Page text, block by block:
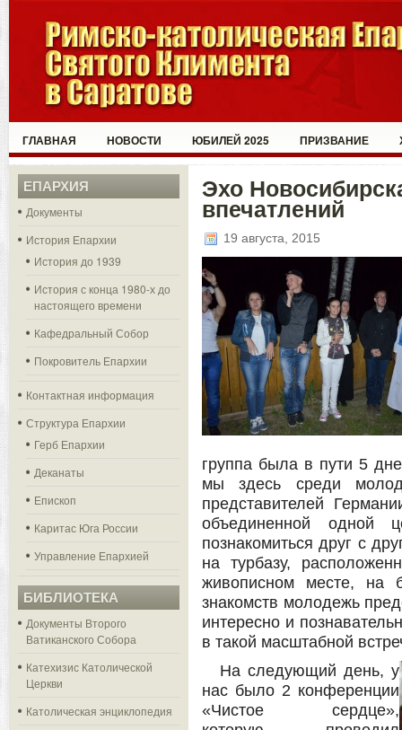
ГЛАВНАЯ НОВОСТИ ЮБИЛЕЙ 2025 ПРИЗВАНИЕ
ЕПАРХИЯ
Документы
История Епархии
История до 1939
История с конца 1980-х до
настоящего времени
Кафедральный Собор
Покровитель Епархии
Контактная информация
Структура Епархии
Герб Епархии
Деканаты
Епископ
Каритас Юга России
Управление Епархией
БИБЛИОТЕКА
Документы Второго
Ватиканского Собора
Катехизис Католической
Церкви
Католическая энциклопедия
Эхо
впечатлений
19 августа, 2015
группа была в пути 5
мы здесь среди
представителей
объединенной
познакомиться друг с
на турбазу,
живописном месте, на
знакомств молодежь
интересно и
в такой масштабной
На следующий день, у
нас было 2 конференции
«Чистое сердце»,